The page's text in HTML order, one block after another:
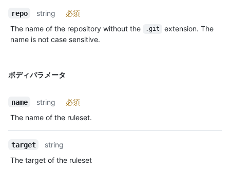
repo string
必須
The name of the repository without the
.git
extension. The
name is not case sensitive.
ボディパラメータ
name string
必須
The name of the ruleset.
target
string
The target of the ruleset